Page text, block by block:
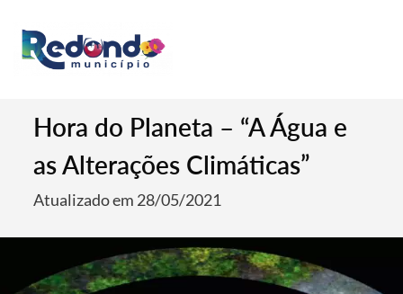
Hora do Planeta – “A Água e
as Alterações Climáticas”
Atualizado em 28/05/2021